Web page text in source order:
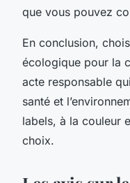
que vous pouvez
En conclusion,
écologique pour la
acte responsable
santé et
labels, à la couleur
choix.